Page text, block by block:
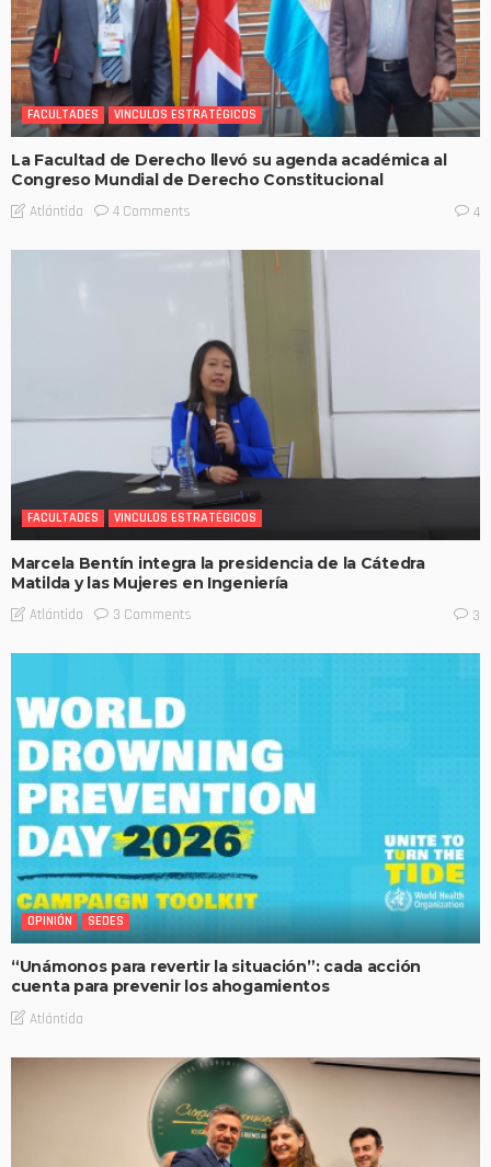
FACULTADES VINCULOS ESTRATÉGICOS
La Facultad de Derecho llevó su agenda académica al
Congreso Mundial de Derecho Constitucional
Atlántida 4 Comments 4
FACULTADES VINCULOS ESTRATÉGICOS
Marcela Bentín integra la presidencia de la Cátedra
Matilda y las Mujeres en Ingeniería
Atlántida 3 Comments 3
OPINIÓN SEDES
“Unámonos para revertir la situación”: cada acción
cuenta para prevenir los ahogamientos
Atlántida